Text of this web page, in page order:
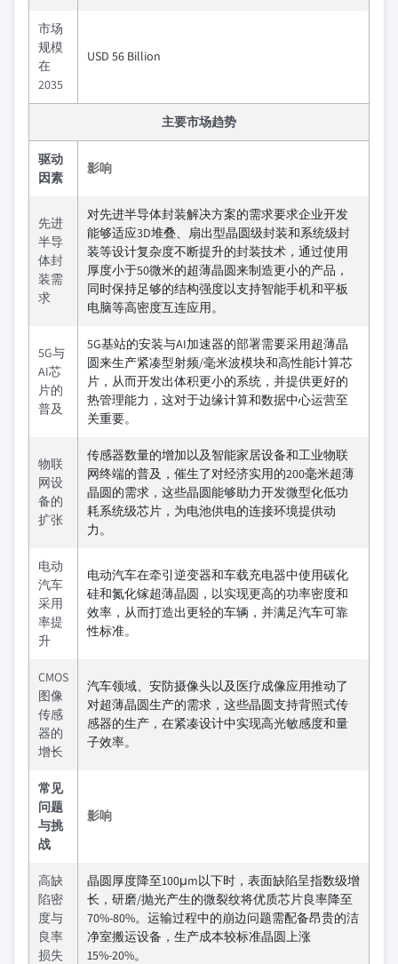
市场
规模
在
2035
USD 56 Billion
主要市场趋势
驱动
因素
影响
先进
半导
体封
装需
求
对先进半导体封装解决方案的需求要求企业开发
能够适应3D堆叠、扇出型晶圆级封装和系统级封
装等设计复杂度不断提升的封装技术，通过使用
厚度小于50微米的超薄晶圆来制造更小的产品，
同时保持足够的结构强度以支持智能手机和平板
电脑等高密度互连应用。
5G与
AI芯
片的
普及
5G基站的安装与AI加速器的部署需要采用超薄晶
圆来生产紧凑型射频/毫米波模块和高性能计算芯
片，从而开发出体积更小的系统，并提供更好的
热管理能力，这对于边缘计算和数据中心运营至
关重要。
物联
网设
备的
扩张
传感器数量的增加以及智能家居设备和工业物联
网终端的普及，催生了对经济实用的200毫米超薄
晶圆的需求，这些晶圆能够助力开发微型化低功
耗系统级芯片，为电池供电的连接环境提供动
力。
电动
汽车
采用
率提
升
电动汽车在牵引逆变器和车载充电器中使用碳化
硅和氮化镓超薄晶圆，以实现更高的功率密度和
效率，从而打造出更轻的车辆，并满足汽车可靠
性标准。
CMOS
图像
传感
器的
增长
汽车领域、安防摄像头以及医疗成像应用推动了
对超薄晶圆生产的需求，这些晶圆支持背照式传
感器的生产，在紧凑设计中实现高光敏感度和量
子效率。
常见
问题
与挑
战
影响
高缺
陷密
度与
良率
损失
晶圆厚度降至100μm以下时，表面缺陷呈指数级增
长，研磨/抛光产生的微裂纹将优质芯片良率降至
70%-80%。运输过程中的崩边问题需配备昂贵的洁
净室搬运设备，生产成本较标准晶圆上涨
15%-20%。